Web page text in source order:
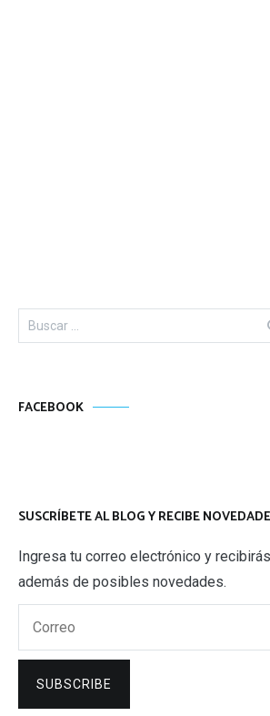
Buscar:
FACEBOOK
SUSCRÍBETE AL BLOG Y RECIBE
Ingresa tu correo electrónico y
además de posibles novedades.
SUBSCRIBE